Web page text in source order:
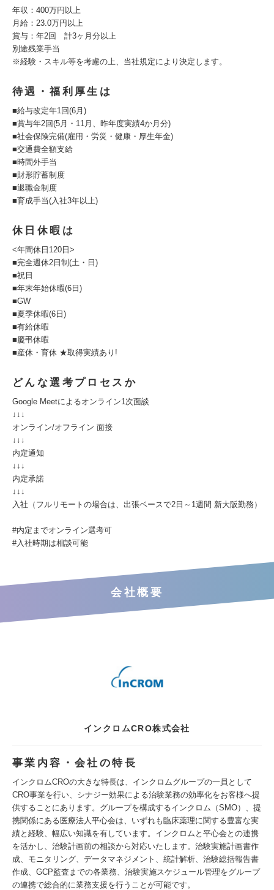
年収：400万円以上
月給：23.0万円以上
賞与：年2回 計3ヶ月分以上
別途残業手当
※経験・スキル等を考慮の上、当社規定により決定します。
待遇・福利厚生は
■給与改定年1回(6月)
■賞与年2回(5月・11月、昨年度実績4か月分)
■社会保険完備(雇用・労災・健康・厚生年金)
■交通費全額支給
■時間外手当
■財形貯蓄制度
■退職金制度
■育成手当(入社3年以上)
休日休暇は
<年間休日120日>
■完全週休2日制(土・日)
■祝日
■年末年始休暇(6日)
■GW
■夏季休暇(6日)
■有給休暇
■慶弔休暇
■産休・育休 ★取得実績あり!
どんな選考プロセスか
Google Meetによるオンライン1次面談
↓↓↓
オンライン/オフライン 面接
↓↓↓
内定通知
↓↓↓
内定承諾
↓↓↓
入社（フルリモートの場合は、出張ベースで2日～1週間 新大阪勤務）
#内定までオンライン選考可
#入社時期は相談可能
会社概要
インクロムCRO株式会社
事業内容・会社の特長
インクロムCROの大きな特長は、インクロムグループの一員として
CRO事業を行い、シナジー効果による治験業務の効率化をお客様へ提
供することにあります。グループを構成するインクロム（SMO）、提
携関係にある医療法人平心会は、いずれも臨床薬理に関する豊富な実
績と経験、幅広い知識を有しています。インクロムと平心会との連携
を活かし、治験計画前の相談から対応いたします。治験実施計画書作
成、モニタリング、データマネジメント、統計解析、治験総括報告書
作成、GCP監査までの各業務、治験実施スケジュール管理をグループ
の連携で総合的に業務支援を行うことが可能です。